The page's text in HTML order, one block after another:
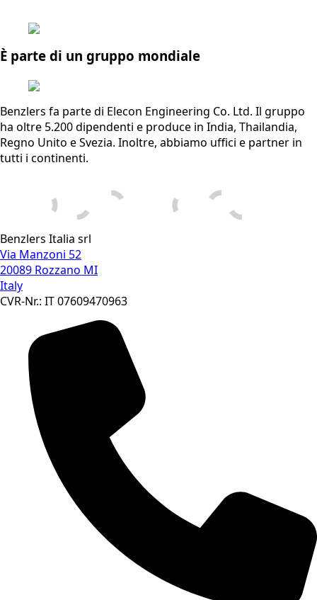
È parte di un gruppo mondiale
Benzlers fa parte di Elecon Engineering Co. Ltd. Il gruppo
ha oltre 5.200 dipendenti e produce in India, Thailandia,
Regno Unito e Svezia. Inoltre, abbiamo uffici e partner in
tutti i continenti.
Benzlers Italia srl
Via Manzoni 52
20089 Rozzano MI
Italy
CVR-Nr.: IT 07609470963